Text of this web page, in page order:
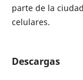
parte de la
celulares.
Descargas